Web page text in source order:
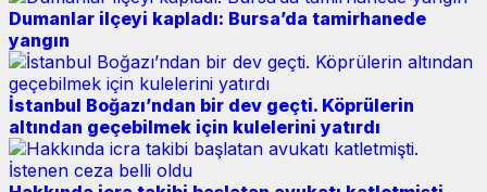
Dumanlar ilçeyi kapladı: Bursa’da tamirhanede
yangın
İstanbul Boğazı’ndan bir dev geçti. Köprülerin
altından geçebilmek için kulelerini yatırdı